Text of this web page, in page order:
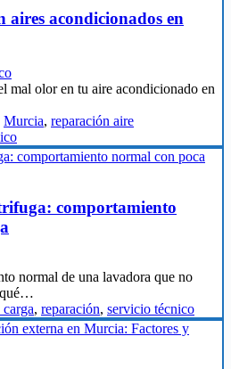
aires acondicionados en
mal olor en tu aire acondicionado en
Murcia, reparación aire
comportamiento
normal de una lavadora que no
qué…
carga, reparación, servicio técnico